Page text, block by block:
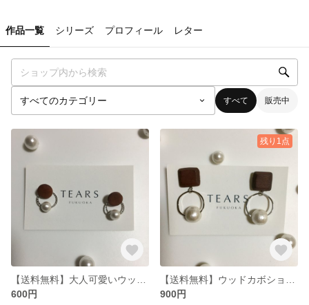
作品一覧 シリーズ プロフィール レター
すべて 販売中
600円
残り1点
900円